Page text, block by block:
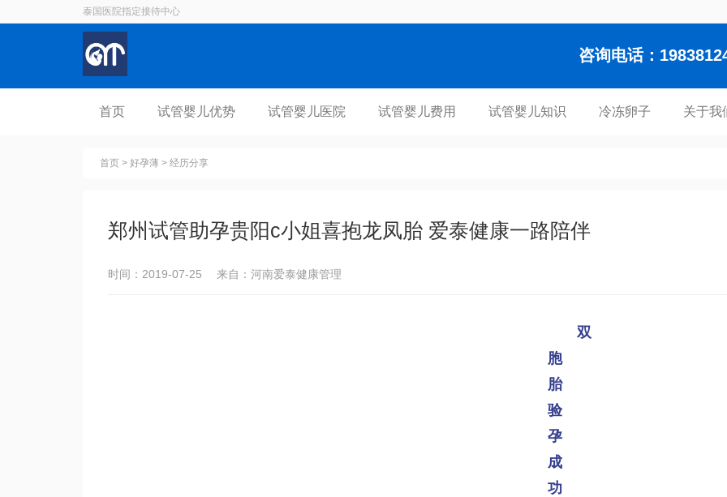
泰国医院指定接待中心
咨询电话：
首页 试管婴儿优势 试管婴儿医院 试管婴儿费用 试管婴儿知识 冷冻卵子 关于我
首页 > 好孕薄 > 经历分享
郑州试管助孕贵阳c小姐喜抱龙凤胎 爱泰健康一路陪伴
时间：2019-07-25 来自：河南爱泰健康管理
双
胞
胎
验
孕
成
功